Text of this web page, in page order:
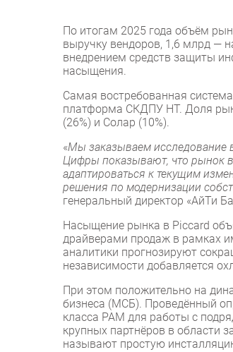
По итогам 2025 года объём
выручку вендоров, 1,6 млрд —
внедрением средств защиты
насыщения.
Самая востребованная
платформа СКДПУ НТ. Доля
(26%) и Солар (10%).
«Мы заказываем исследование
Цифры показывают, что рынок
адаптироваться к текущим
решения по модернизации
генеральный директор «АйТи
Насыщение рынка в Piccard
драйверами продаж в рамках
аналитики прогнозируют
независимости добавляется
При этом положительно на
бизнеса (МСБ). Проведённый
класса PAM для работы с
крупных партнёров в области
называют простую